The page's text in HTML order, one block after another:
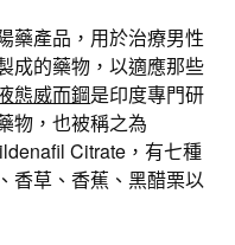
藥產品，用於治療男性
成的藥物，以適應那些
態威而鋼是印度專門研
物，也被稱之為
Citrate，有七種
香草、香蕉、黑醋栗以